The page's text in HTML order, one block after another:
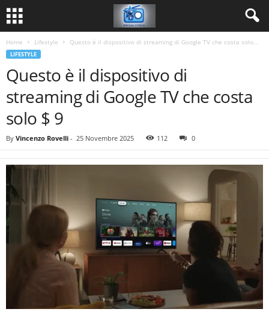
Home Lifestyle Questo è il dispositivo di streaming di Google TV che costa solo...
LIFESTYLE
Questo è il dispositivo di
streaming di Google TV che costa
solo $ 9
By Vincenzo Rovelli - 25 Novembre 2025 112 0